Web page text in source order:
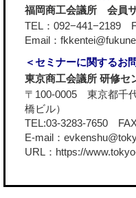
福岡商工会議所 会員
TEL：092−441−2189
Email：
＜セミナーに関するお
東京商工会議所 研修セ
〒100-0005 東京都千
橋ビル）
TEL:03-3283-7650
E-mail：
URL： https://